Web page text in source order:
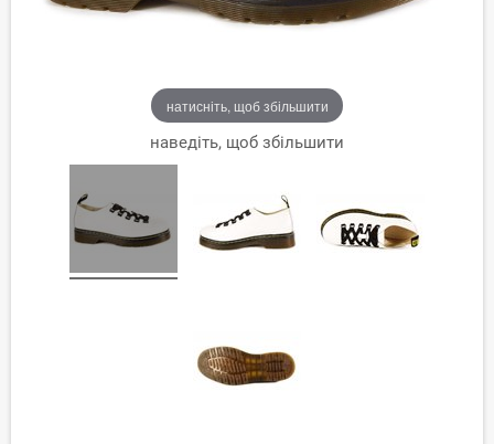
натисніть, щоб збільшити
наведіть, щоб збільшити